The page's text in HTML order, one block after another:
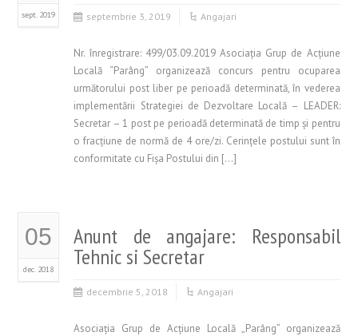
sept. 2019 septembrie 3, 2019 Angajari
Nr. înregistrare: 499/03.09.2019 Asociaţia Grup de Acţiune
Locală “Parâng” organizează concurs pentru ocuparea
următorului post liber pe perioadă determinată, în vederea
implementării Strategiei de Dezvoltare Locală – LEADER:
Secretar – 1 post pe perioadă determinată de timp şi pentru
o fracţiune de normă de 4 ore/zi. Cerinţele postului sunt în
conformitate cu Fişa Postului din […]
05
dec. 2018
Anunt de angajare: Responsabil
Tehnic si Secretar
decembrie 5, 2018 Angajari
Asociaţia Grup de Acţiune Locală „Parâng” organizează